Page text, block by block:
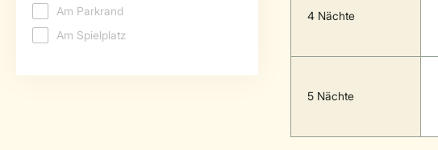
4 Nächte
5 Nächte